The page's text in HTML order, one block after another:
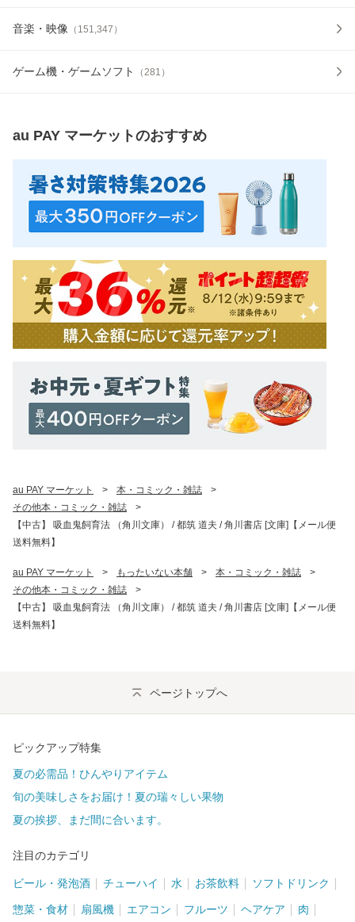
音楽・映像 （ 151,347 ）
ゲーム機・ゲームソフト （281 ）
au PAY マーケットのおすすめ
au PAY マーケット > 本・コミック・雑誌
>
その他本・コミック・雑誌
>
【中古】 吸血鬼飼育法 （角川文庫） / 都筑 道夫 / 角川書店 [文庫]【メール便
送料無料】
au PAY マーケット > もったいない本舗 > 本・コミック・雑誌
>
その他本・コミック・雑誌
>
【中古】 吸血鬼飼育法 （角川文庫） / 都筑 道夫 / 角川書店 [文庫]【メール便
送料無料】
ページトップへ
ピックアップ特集
夏の必需品！ひんやりアイテム
旬の美味しさをお届け！夏の瑞々しい果物
夏の挨拶、まだ間に合います。
注目のカテゴリ
ビール・発泡酒 チューハイ 水 お茶飲料 ソフトドリンク
惣菜・食材 扇風機 エアコン フルーツ ヘアケア 肉